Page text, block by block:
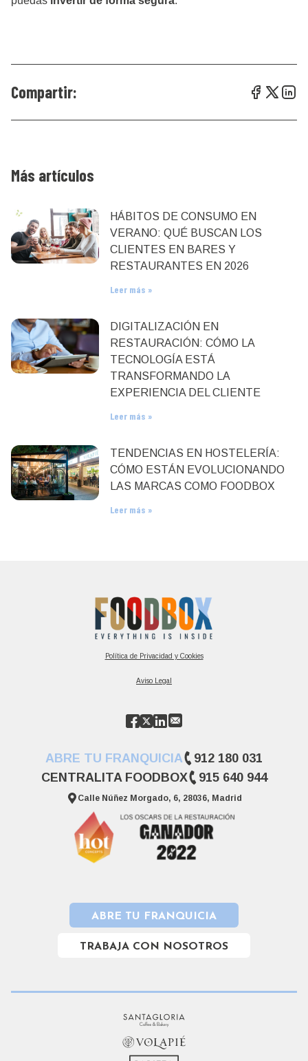
Compartir:
Más artículos
HÁBITOS DE CONSUMO EN
VERANO: QUÉ BUSCAN LOS
CLIENTES EN BARES Y
RESTAURANTES EN 2026
Leer más »
DIGITALIZACIÓN EN
RESTAURACIÓN: CÓMO LA
TECNOLOGÍA ESTÁ
TRANSFORMANDO LA
EXPERIENCIA DEL CLIENTE
Leer más »
TENDENCIAS EN HOSTELERÍA:
CÓMO ESTÁN EVOLUCIONANDO
LAS MARCAS COMO FOODBOX
Leer más »
ABRE TU FRANQUICIA
912 180 031
CENTRALITA FOODBOX
915 640 944
Calle Núñez Morgado, 6, 28036, Madrid
Política de Privacidad y Cookies
Aviso Legal
ABRE TU FRANQUICIA
TRABAJA CON NOSOTROS